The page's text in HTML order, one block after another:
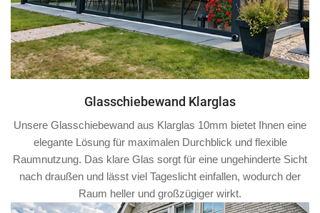
Glasschiebewand Klarglas
Unsere Glasschiebewand aus Klarglas 10mm bietet Ihnen eine
elegante Lösung für maximalen Durchblick und flexible
Raumnutzung. Das klare Glas sorgt für eine ungehinderte Sicht
nach draußen und lässt viel Tageslicht einfallen, wodurch der
Raum heller und großzügiger wirkt.